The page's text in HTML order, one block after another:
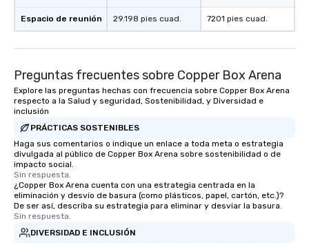
Espacio de reunión 29.198 pies cuad. 7201 pies cuad.
Preguntas frecuentes sobre Copper Box Arena
Explore las preguntas hechas con frecuencia sobre Copper Box Arena
respecto a la Salud y seguridad, Sostenibilidad, y Diversidad e
inclusión
PRÁCTICAS SOSTENIBLES
Haga sus comentarios o indique un enlace a toda meta o estrategia
divulgada al público de Copper Box Arena sobre sostenibilidad o de
impacto social.
Sin respuesta.
¿Copper Box Arena cuenta con una estrategia centrada en la
eliminación y desvío de basura (como plásticos, papel, cartón, etc.)?
De ser así, describa su estrategia para eliminar y desviar la basura.
Sin respuesta.
DIVERSIDAD E INCLUSIÓN